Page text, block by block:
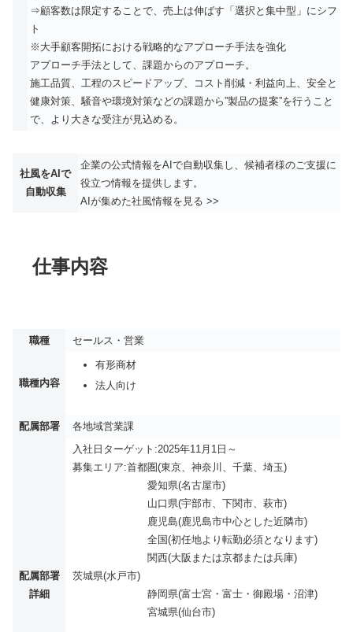
⇒顧客数は限定することで、売上は伸ばす「選択と集中型」にシフ
ト
※大手顧客開拓における戦略的なアプローチ手法を強化
アプローチ手法として、課題からのアプローチ。
施工品質、工程のスピードアップ、コスト削減・利益向上、安全と
健康対策、騒音や環境対策などの課題から”製品の提案”を行うこと
で、より大きな受注が見込める。
社風をAIで
自動収集
企業の公式情報をAIで自動収集し、候補者様のご支援に
役立つ情報を提供します。
AIが集めた社風情報を見る >>
仕事内容
職種 セールス・営業
職種内容
有形商材
法人向け
配属部署 各地域営業課
配属部署
詳細
入社日ターゲット:2025年11月1日～
募集エリア:首都圏(東京、神奈川、千葉、埼玉)
愛知県(名古屋市)
山口県(宇部市、下関市、萩市)
鹿児島(鹿児島市中心とした近隣市)
全国(初任地より転勤必須となります)
関西(大阪または京都または兵庫)
茨城県(水戸市)
静岡県(富士宮・富士・御殿場・沼津)
宮城県(仙台市)